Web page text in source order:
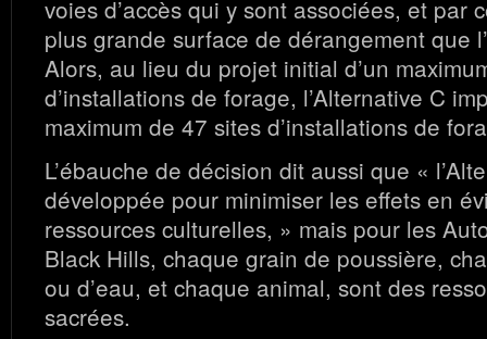
voies d’accès qui y sont associées, et par
plus grande surface de dérangement que
Alors, au lieu du projet initial d’un
d’installations de forage, l’Alternative C
maximum de 47 sites d’installations de
L’ébauche de décision dit aussi que «
développée pour minimiser les effets en
ressources culturelles, » mais pour les
Black Hills, chaque grain de poussière,
ou d’eau, et chaque animal, sont des
sacrées.